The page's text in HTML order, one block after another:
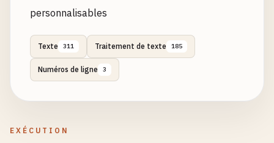
personnalisables
Texte 311 Traitement de texte 185
Numéros de ligne 3
EXÉCUTION